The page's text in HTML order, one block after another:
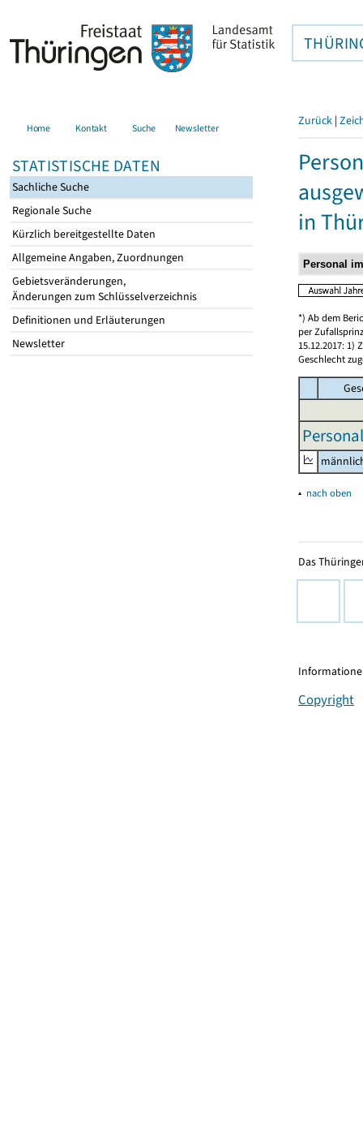
Home Kontakt Suche Newsletter
STATISTISCHE DATEN
Sachliche Suche
Regionale Suche
Kürzlich bereitgestellte Daten
Allgemeine Angaben, Zuordnungen
Gebietsveränderungen,
Änderungen zum Schlüsselverzeichnis
Definitionen und Erläuterungen
Newsletter
Zurück |
in
*) Ab dem
per
15.12.2017: 1)
Geschlecht
▴ nach oben
Das
Copyright